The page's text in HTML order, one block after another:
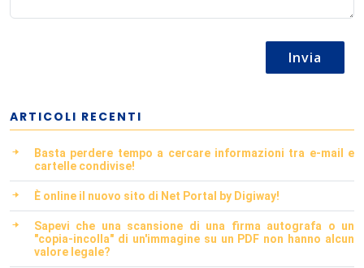
Invia
ARTICOLI RECENTI
Basta perdere tempo a cercare informazioni tra e-mail e
cartelle condivise!
È online il nuovo sito di Net Portal by Digiway!
Sapevi che una scansione di una firma autografa o un
"copia-incolla" di un'immagine su un PDF non hanno alcun
valore legale?